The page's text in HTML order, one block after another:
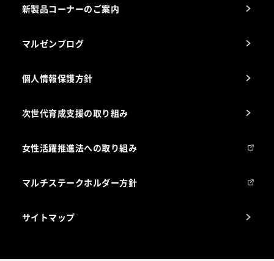
新製品コーナーのご案内
マルゼンブログ
個人情報保護方針
次世代育成支援の取り組み
女性活躍推進法への取り組み
マルチステークホルダー方針
サイトマップ